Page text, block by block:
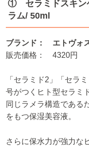
① セラミドスキン
ラム/ 50ml
ブランド： エトヴォ
販売価格： 4320円
「セラミド2」「セラ
号がつくヒト型セラミ
同じラメラ構造である
をもつ保湿美容液。
さらに保水力が強力な